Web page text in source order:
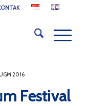
2016
Festival